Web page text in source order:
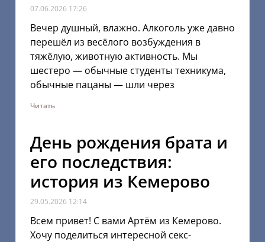
07.06.2026 17:26
Вечер душный, влажно. Алкоголь уже давно
перешёл из весёлого возбуждения в
тяжёлую, животную активность. Мы
шестеро — обычные студенты техникума,
обычные пацаны — шли через
Читать
День рождения брата и
его последствия:
история из Кемерово
29.05.2026 12:14
Всем привет! С вами Артём из Кемерово.
Хочу поделиться интересной секс-